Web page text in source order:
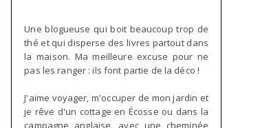
Une blogueuse qui boit beaucoup trop de
thé et qui disperse des livres partout dans
la maison. Ma meilleure excuse pour ne
pas les ranger : ils font partie de la déco !
J'aime voyager, m'occuper de mon jardin et
je rêve d'un cottage en Écosse ou dans la
campagne anglaise, avec une cheminée